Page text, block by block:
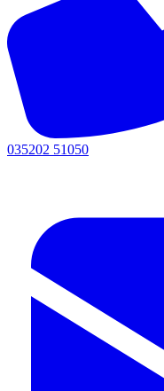
035202 51050